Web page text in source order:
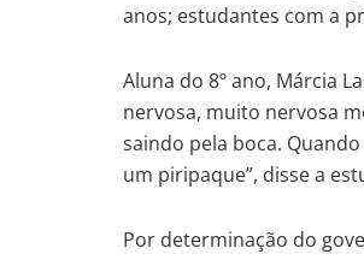
anos; estudantes com a
Aluna do 8º ano, Márcia
nervosa, muito nervosa
saindo pela boca.
um piripaque”, disse a
Por determinação do